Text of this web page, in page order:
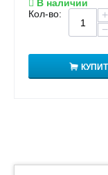
В наличии
Кол-во:
+
−